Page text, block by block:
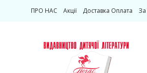
ПРО НАС Акції Доставка Оплата